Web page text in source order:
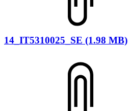
14_IT5310025_SE (1.98 MB)